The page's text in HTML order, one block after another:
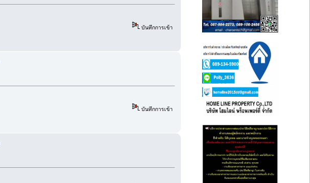
บันทึกการเข้า
บันทึกการเข้า